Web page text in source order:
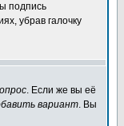
подпись
убрав галочку
. Если же вы её
вариант. Вы